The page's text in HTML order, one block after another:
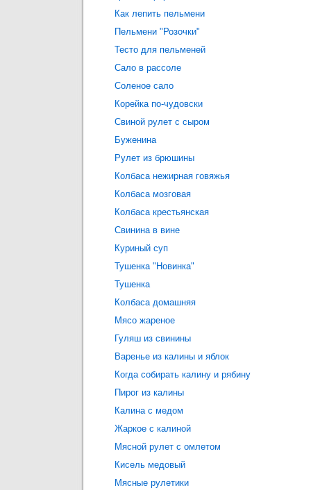
Как лепить пельмени
Пельмени "Розочки"
Тесто для пельменей
Сало в рассоле
Соленое сало
Корейка по-чудовски
Свиной рулет с сыром
Буженина
Рулет из брюшины
Колбаса нежирная говяжья
Колбаса мозговая
Колбаса крестьянская
Свинина в вине
Куриный суп
Тушенка "Новинка"
Тушенка
Колбаса домашняя
Мясо жареное
Гуляш из свинины
Варенье из калины и яблок
Когда собирать калину и рябину
Пирог из калины
Калина с медом
Жаркое с калиной
Мясной рулет с омлетом
Кисель медовый
Мясные рулетики